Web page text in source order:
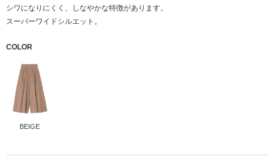
シワになりにくく、しなやかな特徴があります。
スーパーワイドシルエット。
COLOR
BEIGE